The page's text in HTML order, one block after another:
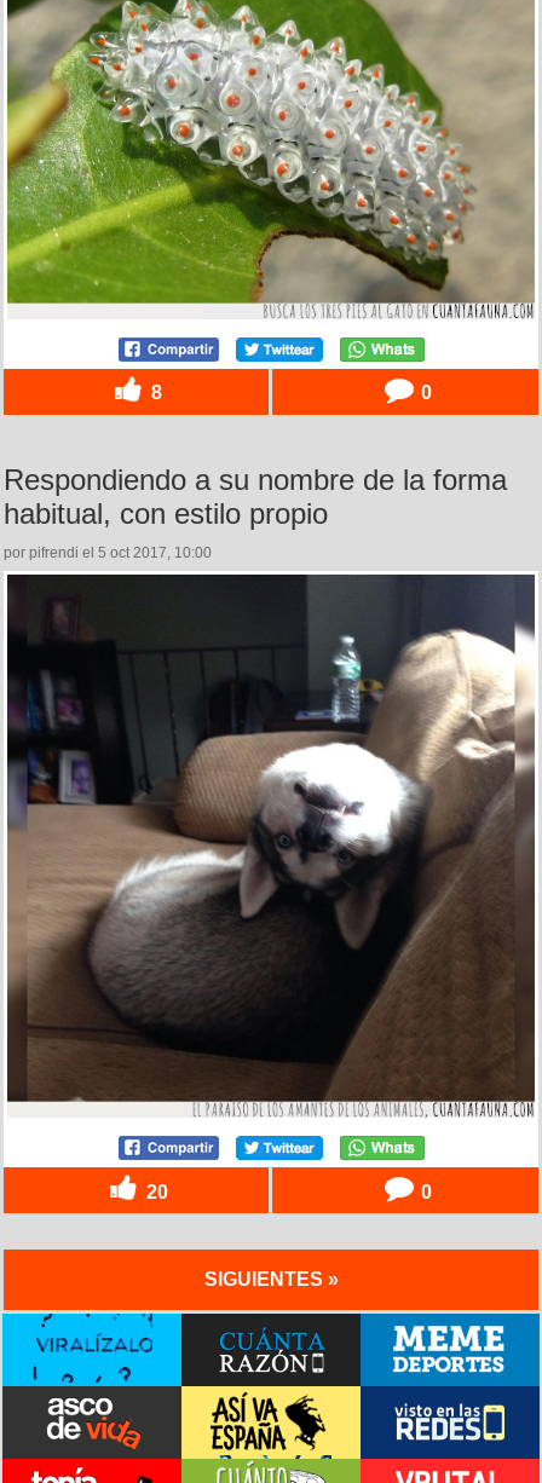
8 0
Respondiendo a su nombre de la forma
habitual, con estilo propio
por pifrendi el 5 oct 2017, 10:00
20 0
SIGUIENTES »